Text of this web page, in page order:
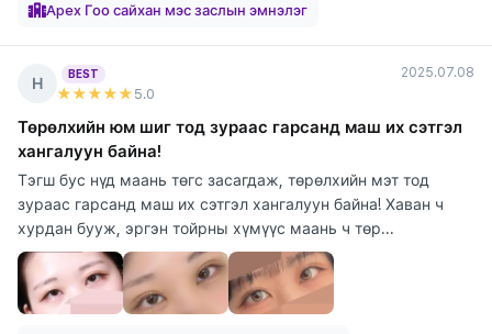
Apex Гоо сайхан мэс заслын эмнэлэг
Н
BEST
★★★★★ 5.0
2025.07.08
Төрөлхийн юм шиг тод зураас гарсанд маш их сэтгэл
хангалуун байна!
Тэгш бус нүд маань төгс засагдаж, төрөлхийн мэт тод
зураас гарсанд маш их сэтгэл хангалуун байна! Хаван ч
хурдан бууж, эргэн тойрны хүмүүс маань ч төр...